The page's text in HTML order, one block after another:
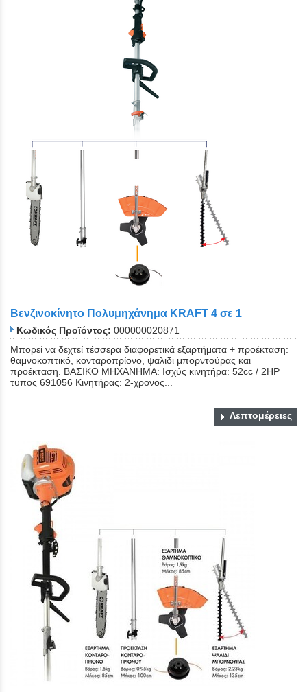
Βενζινοκίνητο Πολυμηχάνημα KRAFT 4 σε 1
Κωδικός Προϊόντος: 000000020871
Μπορεί να δεχτεί τέσσερα διαφορετικά εξαρτήματα + προέκταση:
θαμνοκοπτικό, κονταροπρίονο, ψαλιδι μπορντούρας και
προέκταση. ΒΑΣΙΚΟ ΜΗΧΑΝΗΜΑ: Ισχύς κινητήρα: 52cc / 2HP
τυπος 691056 Κινητήρας: 2-χρονος...
Λεπτομέρειες